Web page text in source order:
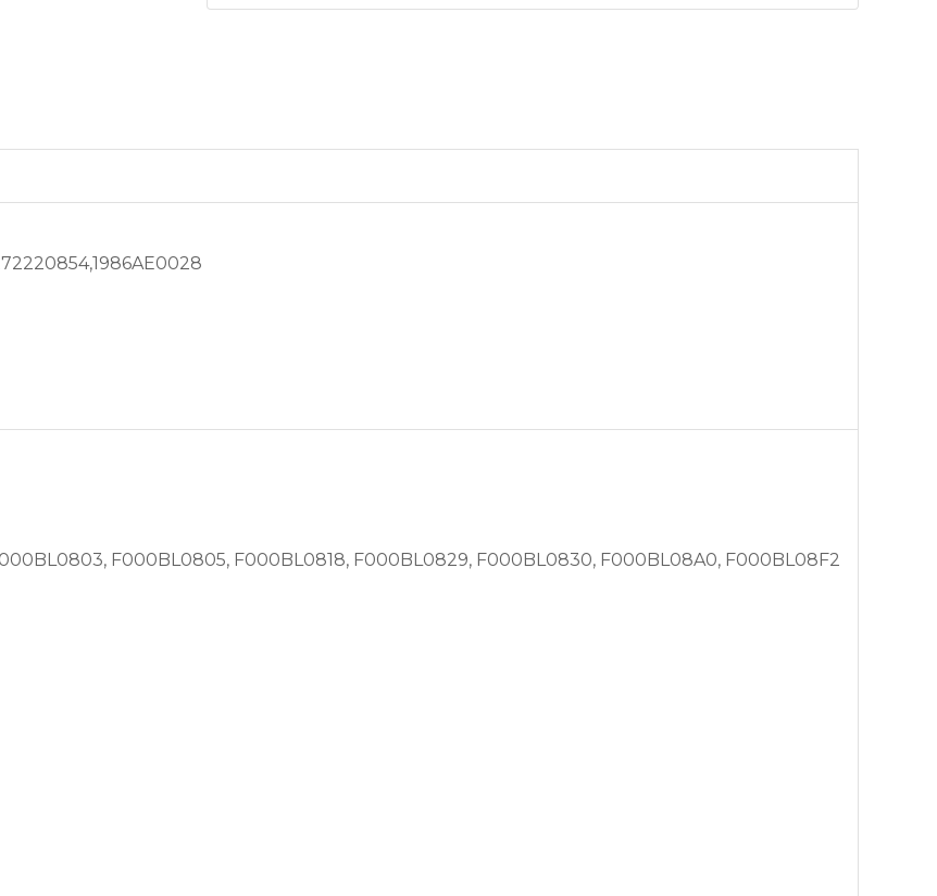
F000BL0805, F000BL0818, F000BL0829, F000BL0830, F000BL08A0, F000BL08F2